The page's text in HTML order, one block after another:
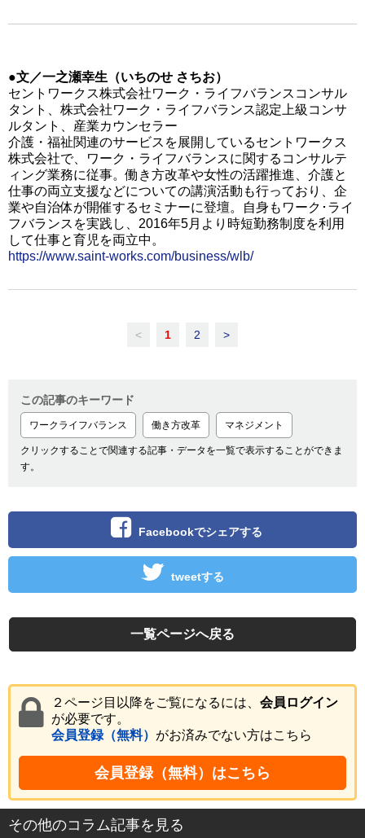
●文／一之瀬幸生（いちのせ さちお）
セントワークス株式会社ワーク・ライフバランスコンサル
タント、株式会社ワーク・ライフバランス認定上級コンサ
ルタント、産業カウンセラー
介護・福祉関連のサービスを展開しているセントワークス
株式会社で、ワーク・ライフバランスに関するコンサルテ
ィング業務に従事。働き方改革や女性の活躍推進、介護と
仕事の両立支援などについての講演活動も行っており、企
業や自治体が開催するセミナーに登壇。自身もワーク･ライ
フバランスを実践し、2016年5月より時短勤務制度を利用
して仕事と育児を両立中。
https://www.saint-works.com/business/wlb/
< 1 2 >
この記事のキーワード
ワークライフバランス 働き方改革 マネジメント
クリックすることで関連する記事・データを一覧で表示することができま
す。
Facebookでシェアする
tweetする
一覧ページへ戻る
２ページ目以降をご覧になるには、 会員ログイン
が必要です。
会員登録（無料） がお済みでない方はこちら
会員登録（無料）はこちら
その他のコラム記事を見る